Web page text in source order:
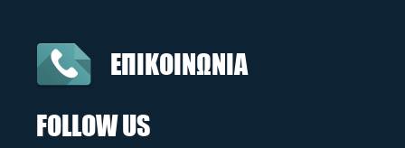
ΕΠΙΚΟΙΝΩΝΙΑ
FOLLOW US